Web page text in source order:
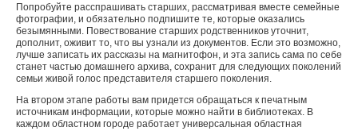
Попробуйте расспрашивать старших, рассматривая вместе семейные
фотографии, и обязательно подпишите те, которые оказались
безымянными. Повествование старших родственников уточнит,
дополнит, оживит то, что вы узнали из документов. Если это возможно,
лучше записать их рассказы на магнитофон, и эта запись сама по себе
станет частью домашнего архива, сохранит для следующих поколений
семьи живой голос представителя старшего поколения.
На втором этапе работы вам придется обращаться к печатным
источникам информации, которые можно найти в библиотеках. В
каждом областном городе работает универсальная областная